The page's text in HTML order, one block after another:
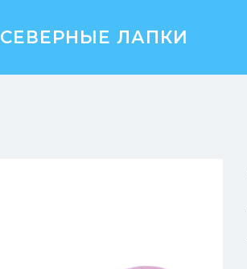
СЕВЕРНЫЕ ЛАПКИ